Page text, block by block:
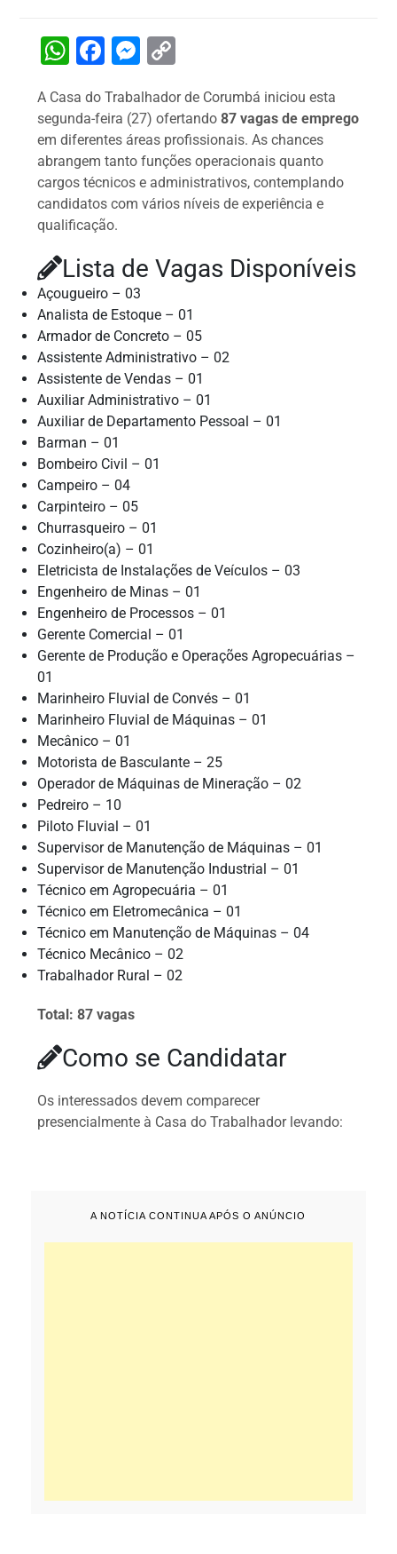
W
at
s
A
p
p
F
c
e
b
o
o
M
s
s
e
n
p
y
Li
n
A Casa do Trabalhador de Corumbá iniciou esta
segunda-feira (27) ofertando87 vagas de emprego
em diferentes áreas profissionais. As chances
abrangem tanto funções operacionais quanto
cargos técnicos e administrativos, contemplando
candidatos com vários níveis de experiência e
qualificação.
Lista de Vagas Disponíveis
Açougueiro – 03
Analista de Estoque – 01
Armador de Concreto – 05
Assistente Administrativo – 02
Assistente de Vendas – 01
Auxiliar Administrativo – 01
Auxiliar de Departamento Pessoal – 01
Barman – 01
Bombeiro Civil – 01
Campeiro – 04
Carpinteiro – 05
Churrasqueiro – 01
Cozinheiro(a) – 01
Eletricista de Instalações de Veículos – 03
Engenheiro de Minas – 01
Engenheiro de Processos – 01
Gerente Comercial – 01
Gerente de Produção e Operações Agropecuárias –
01
Marinheiro Fluvial de Convés – 01
Marinheiro Fluvial de Máquinas – 01
Mecânico – 01
Motorista de Basculante – 25
Operador de Máquinas de Mineração – 02
Pedreiro – 10
Piloto Fluvial – 01
Supervisor de Manutenção de Máquinas – 01
Supervisor de Manutenção Industrial – 01
Técnico em Agropecuária – 01
Técnico em Eletromecânica – 01
Técnico em Manutenção de Máquinas – 04
Técnico Mecânico – 02
Trabalhador Rural – 02
Total: 87 vagas
Como se Candidatar
Os interessados devem comparecer
presencialmente à Casa do Trabalhador levando:
A NOTÍCIA CONTINUA APÓS O ANÚNCIO